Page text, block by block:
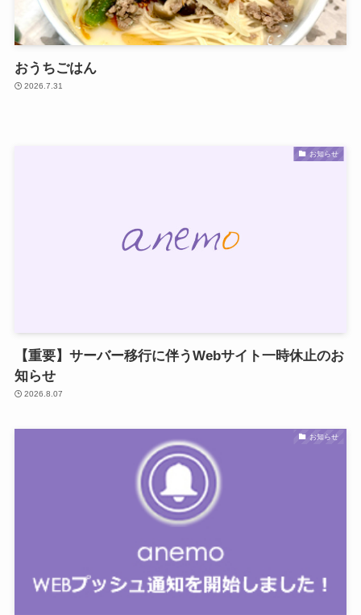
おうちごはん
2026.7.31
お知らせ
【重要】サーバー移行に伴うWebサイト一時休止のお
知らせ
2026.8.07
お知らせ